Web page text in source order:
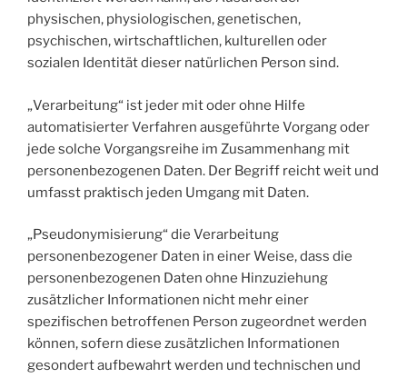
physischen, physiologischen, genetischen,
psychischen, wirtschaftlichen, kulturellen oder
sozialen Identität dieser natürlichen Person sind.
„Verarbeitung“ ist jeder mit oder ohne Hilfe
automatisierter Verfahren ausgeführte Vorgang oder
jede solche Vorgangsreihe im Zusammenhang mit
personenbezogenen Daten. Der Begriff reicht weit und
umfasst praktisch jeden Umgang mit Daten.
„Pseudonymisierung“ die Verarbeitung
personenbezogener Daten in einer Weise, dass die
personenbezogenen Daten ohne Hinzuziehung
zusätzlicher Informationen nicht mehr einer
spezifischen betroffenen Person zugeordnet werden
können, sofern diese zusätzlichen Informationen
gesondert aufbewahrt werden und technischen und